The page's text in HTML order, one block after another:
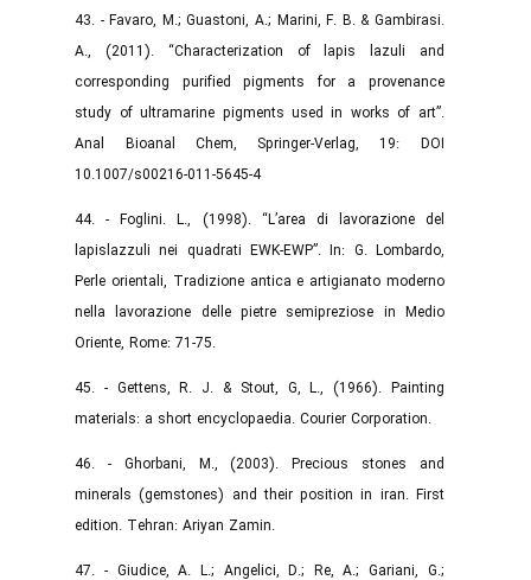
43. - Favaro, M.; Guastoni, A.; Marini, F. B. & Gambirasi.
A., (2011). “Characterization of lapis lazuli and
corresponding purified pigments for a provenance
study of ultramarine pigments used in works of art”.
Anal Bioanal Chem, Springer-Verlag, 19: DOI
10.1007/s00216-011-5645-4
44. - Foglini. L., (1998). “L’area di lavorazione del
lapislazzuli nei quadrati EWK-EWP”. In: G. Lombardo,
Perle orientali, Tradizione antica e artigianato moderno
nella lavorazione delle pietre semipreziose in Medio
Oriente, Rome: 71-75.
45. - Gettens, R. J. & Stout, G, L., (1966). Painting
materials: a short encyclopaedia. Courier Corporation.
46. - Ghorbani, M., (2003). Precious stones and
minerals (gemstones) and their position in iran. First
edition. Tehran: Ariyan Zamin.
47. - Giudice, A. L.; Angelici, D.; Re, A.; Gariani, G.;